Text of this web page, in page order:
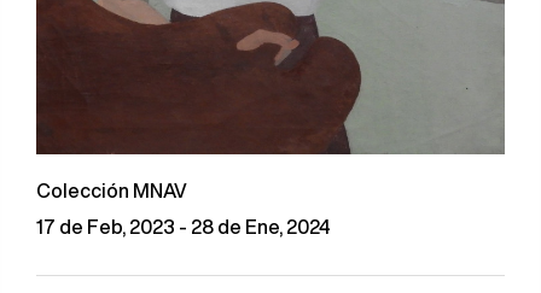
Colección MNAV
17 de Feb, 2023 - 28 de Ene, 2024